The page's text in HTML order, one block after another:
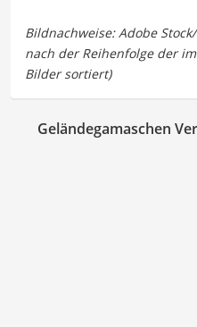
Geländegamaschen